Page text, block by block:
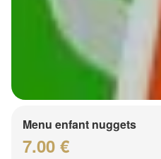
Menu enfant nuggets
7.00 €